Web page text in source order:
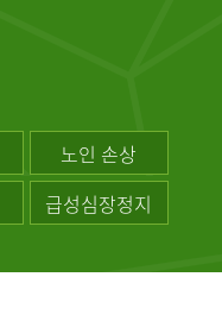
노인 손상
급성심장정지